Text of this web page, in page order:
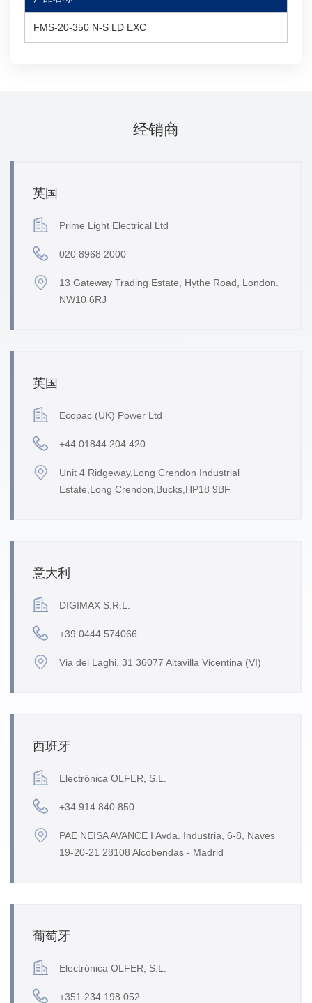
FMS-20-350 N-S LD EXC
经销商
英国
Prime Light Electrical Ltd
020 8968 2000
13 Gateway Trading Estate, Hythe Road, London.
NW10 6RJ
英国
Ecopac (UK) Power Ltd
+44 01844 204 420
Unit 4 Ridgeway,Long Crendon Industrial
Estate,Long Crendon,Bucks,HP18 9BF
意大利
DIGIMAX S.R.L.
+39 0444 574066
Via dei Laghi, 31 36077 Altavilla Vicentina (VI)
西班牙
Electrónica OLFER, S.L.
+34 914 840 850
PAE NEISA AVANCE I Avda. Industria, 6-8, Naves
19-20-21 28108 Alcobendas - Madrid
葡萄牙
Electrónica OLFER, S.L.
+351 234 198 052